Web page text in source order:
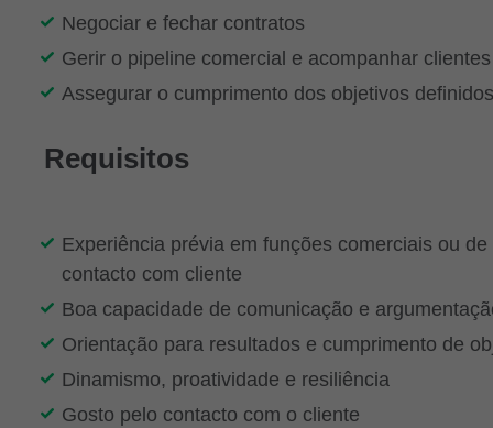
Negociar e fechar contratos
Gerir o pipeline comercial e acompanhar clientes
Assegurar o cumprimento dos objetivos definidos
Requisitos
Experiência prévia em funções comerciais ou de
contacto com cliente
Boa capacidade de comunicação e
Orientação para resultados e cumprimento de
Dinamismo, proatividade e resiliência
Gosto pelo contacto com o cliente